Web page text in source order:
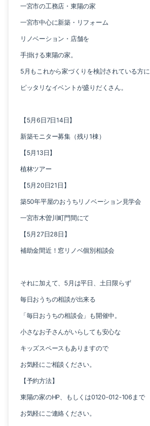
一宮市の工務店・東陽の家
一宮市中心に新築・リフォーム
リノベーション・店舗を
手掛ける東陽の家。
5月もこれから家づくりを検討されている方に
ピッタリなイベントが盛りだくさん。
【5月6日7日14日】
新築モニター募集（残り1棟）
【5月13日】
植林ツアー
【5月20日21日】
築50年平屋のおうちリノベーション見学会
一宮市木曽川町門間にて
【5月27日28日】
補助金間近！窓リノベ個別相談会
それに加えて、5月は平日、土日限らず
毎日おうちの相談が出来る
「毎日おうちの相談会」も開催中。
小さなお子さんがいらしても安心な
キッズスペースもありますので
お気軽にご相談ください。
【予約方法】
東陽の家のHP、もしくは0120-012-106まで
お気軽にご連絡ください。